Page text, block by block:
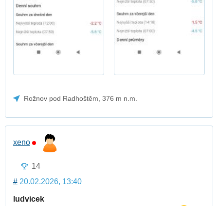
Rožnov pod Radhoštěm, 376 m n.m.
xeno
14
# 20.02.2026, 13:40
ludvicek